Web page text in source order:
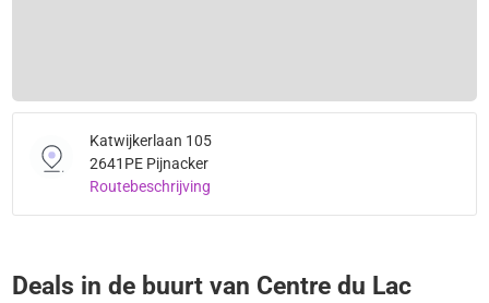
Katwijkerlaan 105
2641PE Pijnacker
Routebeschrijving
Deals in de buurt van Centre du Lac